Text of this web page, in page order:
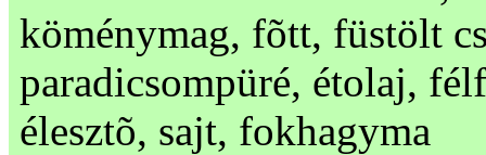
köménymag, fõtt, füstölt
paradicsompüré, étolaj,
élesztõ, sajt, fokhagyma